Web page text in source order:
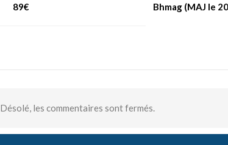
89€
Bhmag (MAJ le
Désolé, les commentaires sont fermés.